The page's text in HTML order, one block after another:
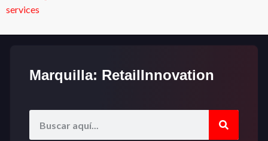
Marquilla: RetailInnovation